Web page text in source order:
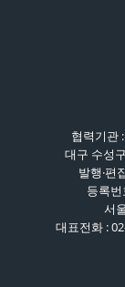
협력기관
대구 수성
발행·편
등록
서
대표전화 :